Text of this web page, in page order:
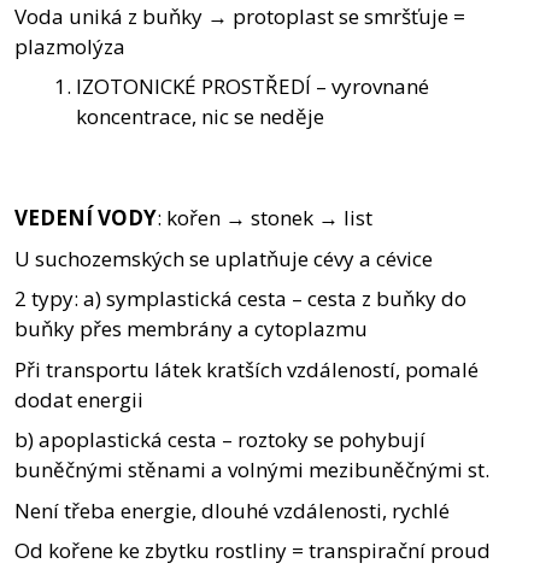
Voda uniká z buňky → protoplast se smršťuje =
plazmolýza
IZOTONICKÉ PROSTŘEDÍ – vyrovnané
koncentrace, nic se neděje
VEDENÍ VODY: kořen → stonek → list
U suchozemských se uplatňuje cévy a cévice
2 typy: a) symplastická cesta – cesta z buňky do
buňky přes membrány a cytoplazmu
Při transportu látek kratších vzdáleností, pomalé
dodat energii
b) apoplastická cesta – roztoky se pohybují
buněčnými stěnami a volnými mezibuněčnými st.
Není třeba energie, dlouhé vzdálenosti, rychlé
Od kořene ke zbytku rostliny = transpirační proud